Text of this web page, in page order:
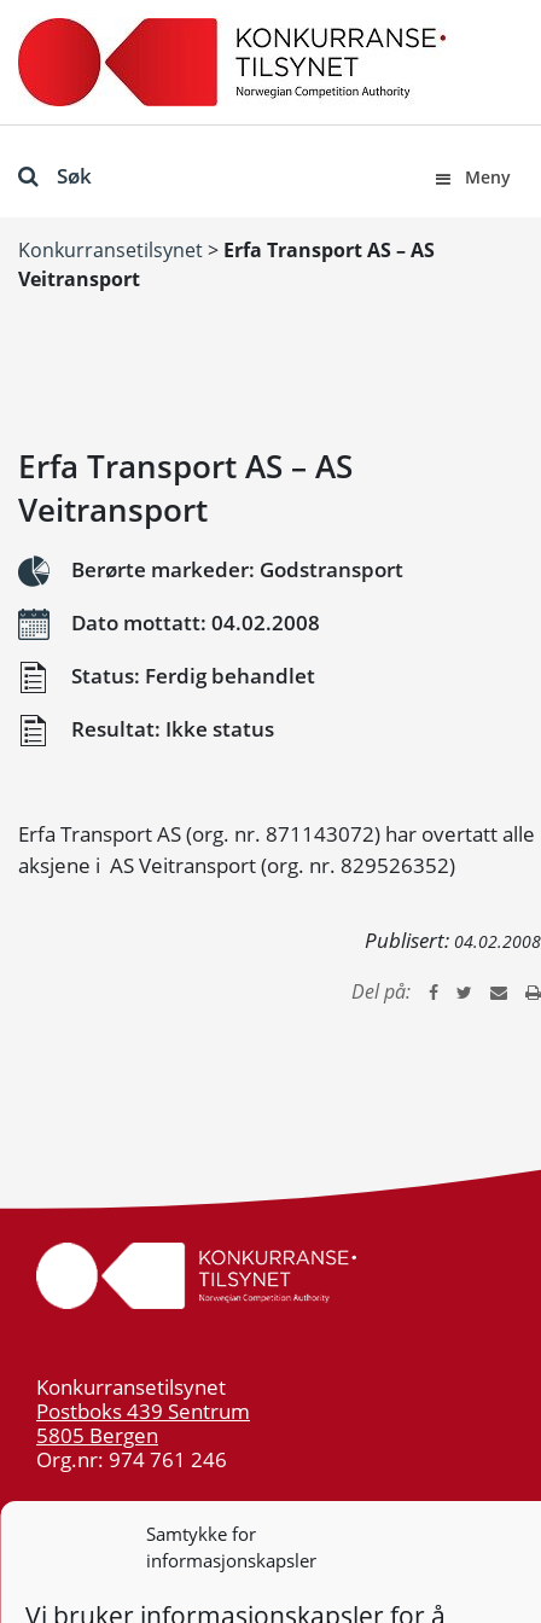
Samtykke for
informasjonskapsler
Vi bruker informasjonskapsler for å
Søk Meny
Konkurransetilsynet> Erfa Transport AS – AS
Veitransport
Erfa Transport AS – AS
Veitransport
Berørte markeder: Godstransport
Dato mottatt: 04.02.2008
Status: Ferdig behandlet
Resultat: Ikke status
Erfa Transport AS (org. nr. 871143072) har overtatt alle
aksjene i AS Veitransport (org. nr. 829526352)
Publisert: 04.02.2008
Del på:
Konkurransetilsynet
Postboks 439 Sentrum
5805 Bergen
Org.nr: 974 761 246
55 59 75 00
post@kt.no